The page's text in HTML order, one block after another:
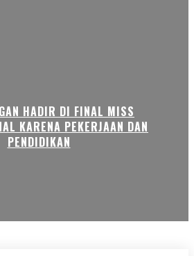
HADIR DI FINAL MISS
KARENA PEKERJAAN DAN
PENDIDIKAN